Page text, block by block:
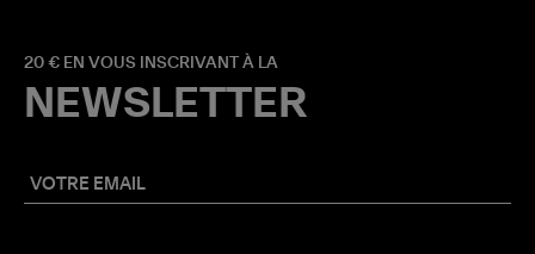
20 € EN VOUS INSCRIVANT À LA
NEWSLETTER